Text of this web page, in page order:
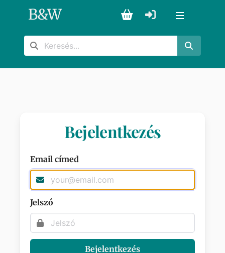
B&W
Bejelentkezés
Email címed
Jelszó
Bejelentkezés